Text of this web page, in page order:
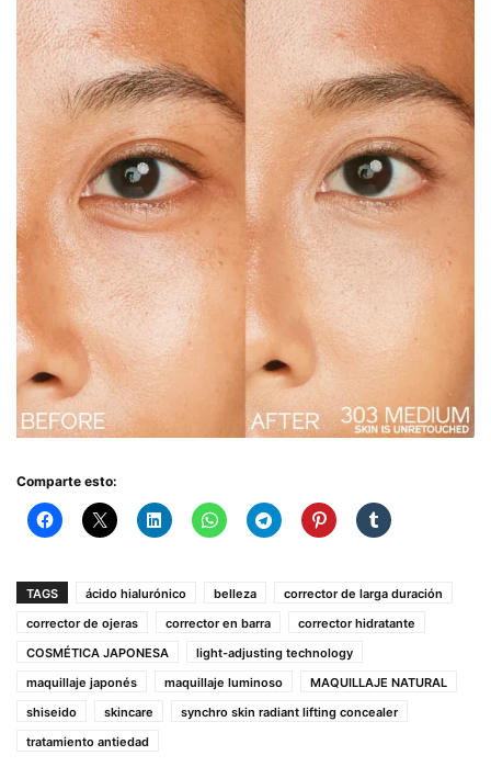
Comparte esto:
TAGS ácido hialurónico belleza
corrector de larga duración
corrector de ojeras
corrector en barra
corrector hidratante
COSMÉTICA JAPONESA
light-adjusting technology
maquillaje japonés
maquillaje luminoso
MAQUILLAJE NATURAL
shiseido
skincare
synchro skin radiant lifting concealer
tratamiento antiedad